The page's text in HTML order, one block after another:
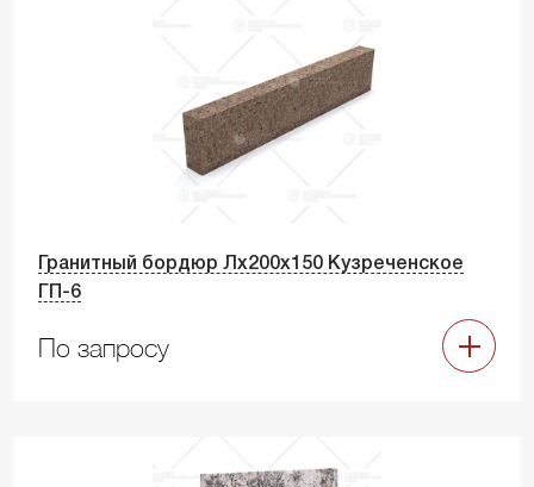
Гранитный бордюр Лх200х150 Кузреченское
ГП-6
По запросу